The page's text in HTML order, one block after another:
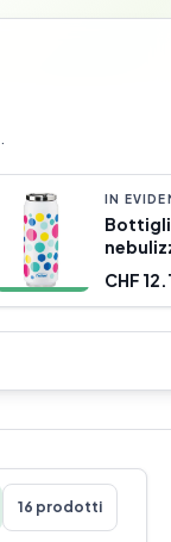
IN
CHF
16 prodotti